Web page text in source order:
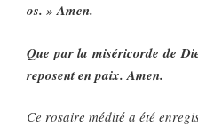
os. » Amen.
Que par la miséricorde de
reposent en paix. Amen.
Ce rosaire médité a été